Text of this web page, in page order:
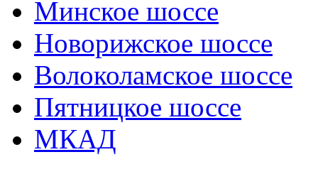
Минское шоссе
Новорижское шоссе
Волоколамское шоссе
Пятницкое шоссе
МКАД